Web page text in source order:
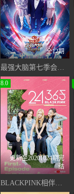
全12期
最强大脑第七季会员版
8.0
更新至20201024期完
结
BLACKPINK相伴全年无休